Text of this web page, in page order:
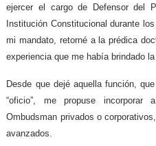
ejercer el cargo de Defensor del
Institución Constitucional durante
mi mandato, retorné a la prédica
experiencia que me había brindado
Desde que dejé aquella función,
“oficio”, me propuse
Ombudsman privados o
avanzados.